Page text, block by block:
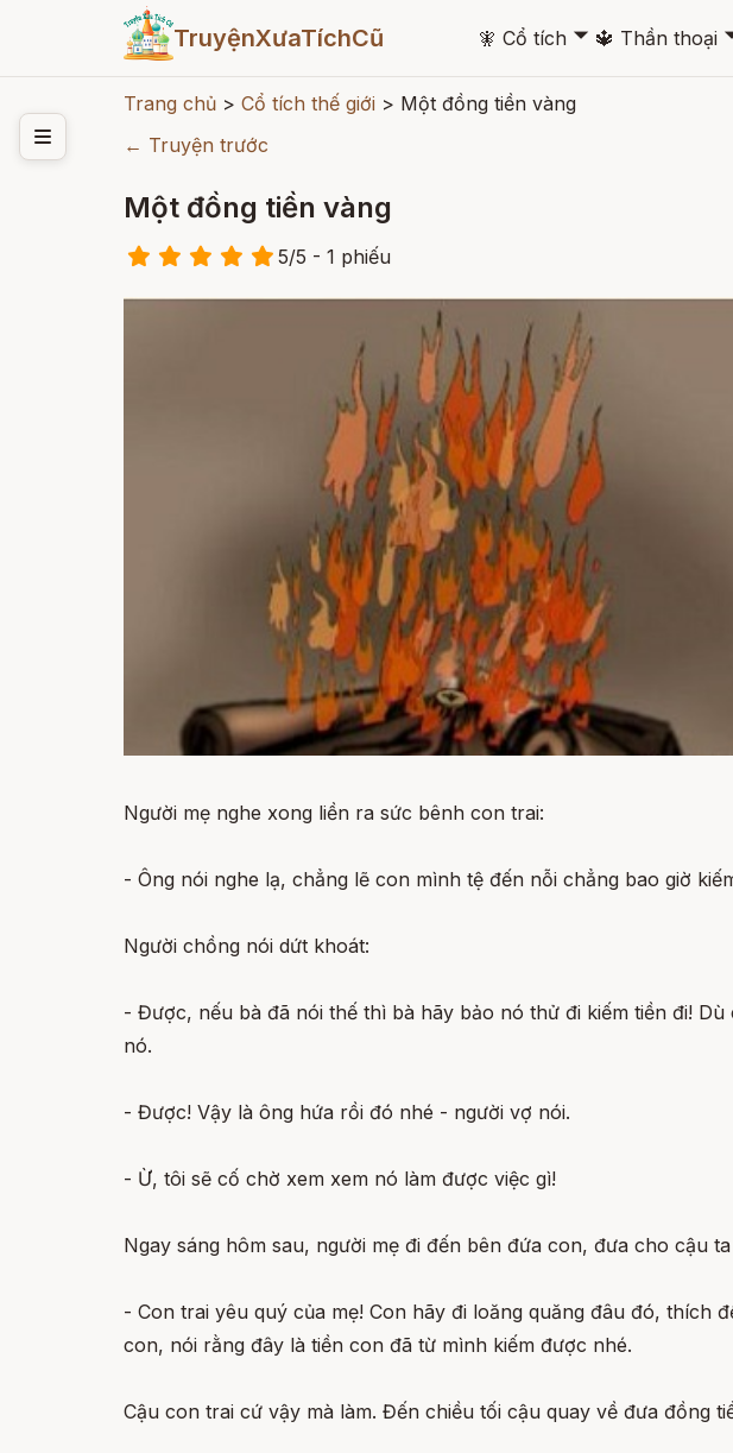
TruyệnXưaTíchCũ 🧚 Cổ tích 🞃 🔱 Thần thoại
Trang chủ > Cổ tích thế giới > Một đồng tiền vàng
← Truyện trước
Một đồng tiền vàng
5/5 - 1 phiếu
Người mẹ nghe xong liền ra sức bênh con trai:
- Ông nói nghe lạ, chẳng lẽ con mình tệ đến nỗi chẳng bao giờ
Người chồng nói dứt khoát:
- Được, nếu bà đã nói thế thì bà hãy bảo nó thử đi kiếm tiền đi!
nó.
- Được! Vậy là ông hứa rồi đó nhé - người vợ nói.
- Ừ, tôi sẽ cố chờ xem xem nó làm được việc gì!
Ngay sáng hôm sau, người mẹ đi đến bên đứa con, đưa cho cậu
- Con trai yêu quý của mẹ! Con hãy đi loăng quăng đâu đó, thích
con, nói rằng đây là tiền con đã từ mình kiếm được nhé.
Cậu con trai cứ vậy mà làm. Đến chiều tối cậu quay về đưa đồng